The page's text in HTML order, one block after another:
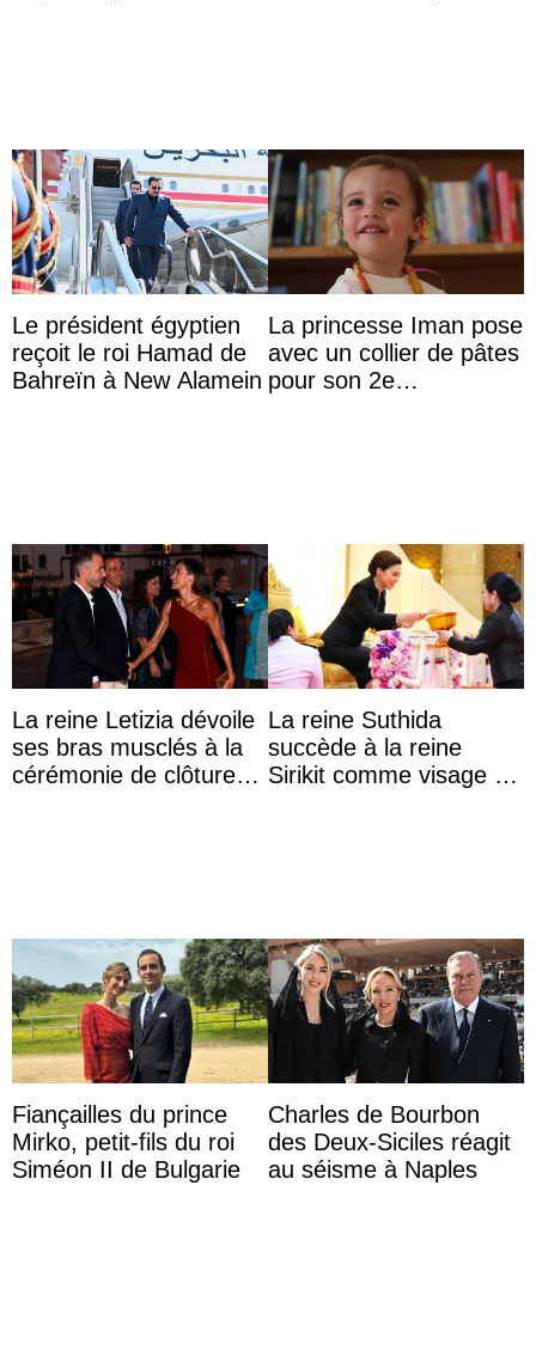
Le président égyptien
reçoit le roi Hamad de
Bahreïn à New Alamein
La princesse Iman pose
avec un collier de pâtes
pour son 2e
La reine Letizia dévoile
ses bras musclés à la
cérémonie de clôture
La reine Suthida
succède à la reine
Sirikit comme visage de
Fiançailles du prince
Mirko, petit-fils du roi
Siméon II de Bulgarie
Charles de Bourbon
des Deux-Siciles réagit
au séisme à Naples